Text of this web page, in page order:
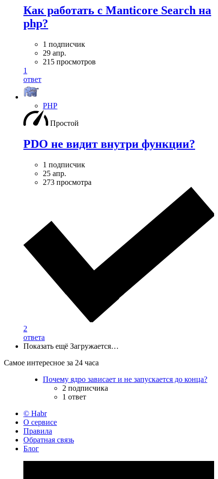
Как работать с Manticore Search на
php?
1 подписчик
29 апр.
215 просмотров
1
ответ
PHP
Простой
PDO не видит внутри функции?
1 подписчик
25 апр.
273 просмотра
2
ответа
Показать ещё Загружается…
Самое интересное за 24 часа
Почему ядро зависает и не запускается до конца?
2 подписчика
1 ответ
© Habr
О сервисе
Правила
Обратная связь
Блог